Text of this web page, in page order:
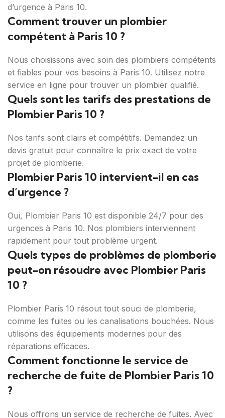
d’urgence à Paris 10.
Comment trouver un plombier
compétent à Paris 10 ?
Nous choisissons avec soin des plombiers compétents
et fiables pour vos besoins à Paris 10. Utilisez notre
service en ligne pour trouver un plombier qualifié.
Quels sont les tarifs des prestations de
Plombier Paris 10 ?
Nos tarifs sont clairs et compétitifs. Demandez un
devis gratuit pour connaître le prix exact de votre
projet de plomberie.
Plombier Paris 10 intervient-il en cas
d’urgence ?
Oui, Plombier Paris 10 est disponible 24/7 pour des
urgences à Paris 10. Nos plombiers interviennent
rapidement pour tout problème urgent.
Quels types de problèmes de plomberie
peut-on résoudre avec Plombier Paris
10 ?
Plombier Paris 10 résout tout souci de plomberie,
comme les fuites ou les canalisations bouchées. Nous
utilisons des équipements modernes pour des
réparations efficaces.
Comment fonctionne le service de
recherche de fuite de Plombier Paris 10
?
Nous offrons un service de recherche de fuites. Avec